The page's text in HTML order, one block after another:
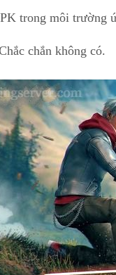
trong môi trường
chắn không có.